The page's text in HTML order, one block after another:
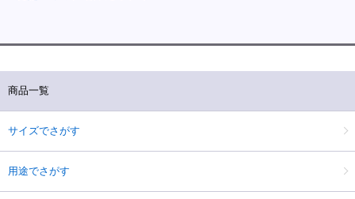
商品一覧
サイズでさがす
用途でさがす